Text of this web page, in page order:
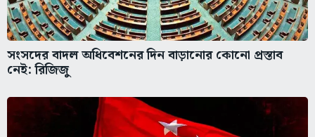
সংসদের বাদল অধিবেশনের দিন বাড়ানোর কোনো প্রস্তাব
নেই: রিজিজু